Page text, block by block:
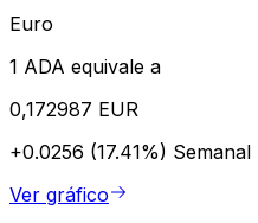
Euro
1 ADA equivale a
0,172987 EUR
+0.0256 (17.41%) Semanal
Ver gráfico